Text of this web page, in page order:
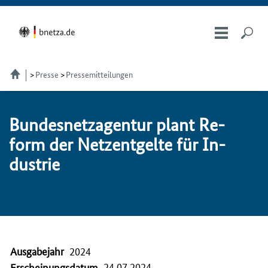
Presse Pressemitteilungen
Bundesnetzagentur plant Re­
form der Netzent­gel­te für In­
dus­trie
Ausgabejahr 2024